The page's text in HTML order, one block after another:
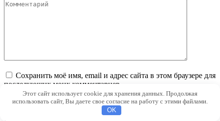
Комментарий
Сохранить моё имя, email и адрес сайта в этом браузере для
последующих моих комментариев.
Свежие публикации
Этот сайт использует cookie для хранения данных. Продолжая
использовать сайт, Вы даете свое согласие на работу с этими файлами.
OK